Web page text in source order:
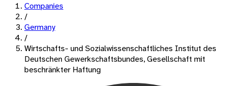
Companies
/
Germany
/
Wirtschafts- und Sozialwissenschaftliches Institut des
Deutschen Gewerkschaftsbundes, Gesellschaft mit
beschränkter Haftung